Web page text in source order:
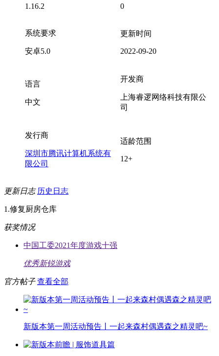
1.16.2 0
系统要求
安卓5.0
更新时间
2022-09-20
语言
中文
开发商
上海睿逻网络科技有限公
司
发行商
深圳市腾讯计算机系统有
限公司
适龄范围
12+
更新日志 历史日志
1.修复厨房仓库
获奖情况
中国工委2021年度游戏十强
优秀新锐游戏
官方帖子 查看全部
新版本第一周活动预告丨一起来森村偶遇森之精灵吧~